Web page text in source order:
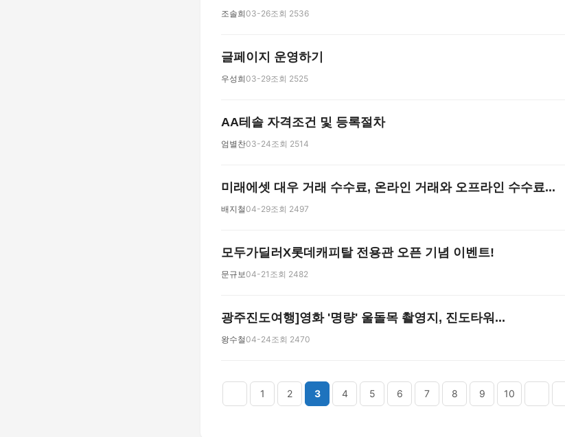
조솔희03-26조회 2536
글페이지 운영하기
우성희03-29조회 2525
AA테솔 자격조건 및 등록절차
엄별찬03-24조회 2514
미래에셋 대우 거래 수수료, 온라인 거래와 오프라인 수수료...
배지철04-29조회 2497
모두가딜러X롯데캐피탈 전용관 오픈 기념 이벤트!
문규보04-21 조회 2482
광주진도여행]영화 '명량' 울돌목 촬영지, 진도타워...
왕수철04-24조회 2470
1 2 3 4 5 6 7 8 9 10